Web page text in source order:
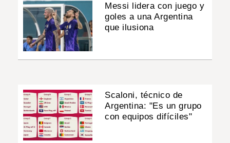
Messi lidera con juego y
goles a una Argentina
que ilusiona
Scaloni, técnico de
Argentina: "Es un grupo
con equipos difíciles"